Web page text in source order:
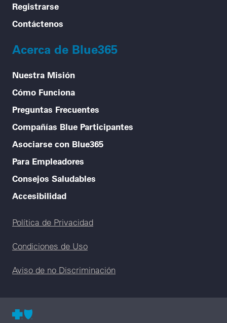
Registrarse
Contáctenos
Acerca de Blue365
Nuestra Misión
Cómo Funciona
Preguntas Frecuentes
Compañías Blue Participantes
Asociarse con Blue365
Para Empleadores
Consejos Saludables
Accesibilidad
Legal menu
Política de Privacidad
Condiciones de Uso
Aviso de no Discriminación